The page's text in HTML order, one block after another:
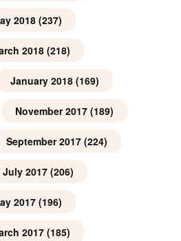
2018(237)
2018 (218)
January 2018 (169)
November 2017 (189)
September 2017 (224)
July 2017 (206)
2017(196)
2017 (185)